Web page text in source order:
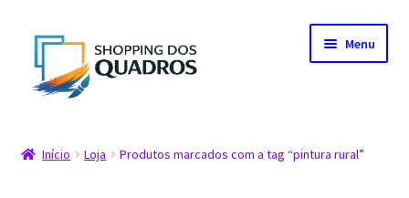
Pular
navegação
Pular
conteúdo
Menu
Início Loja Produtos marcados com a tag “pintura rural”